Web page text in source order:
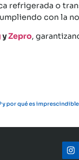
refrigerada o
con la
yZepro,
y por qué es